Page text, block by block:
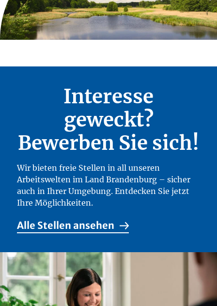
Interesse
geweckt?
Bewerben Sie sich!
Wir bieten freie Stellen in all unseren
Arbeitswelten im Land Brandenburg – sicher
auch in Ihrer Umgebung. Entdecken Sie jetzt
Ihre Möglichkeiten.
Alle Stellen ansehen